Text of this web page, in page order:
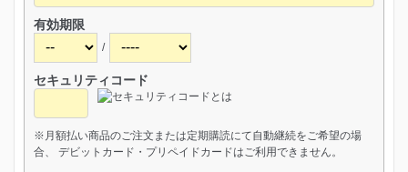
有効期限
/
セキュリティコード
※月額払い商品のご注文または定期購読にて自動継続をご希望の場
合、 デビットカード・プリペイドカードはご利用できません。